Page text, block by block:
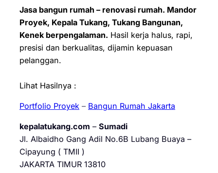
Jasa bangun rumah – renovasi rumah. Mandor
Proyek, Kepala Tukang, Tukang Bangunan,
Kenek berpengalaman. Hasil kerja halus, rapi,
presisi dan berkualitas, dijamin kepuasan
pelanggan.
Lihat Hasilnya :
Portfolio Proyek – Bangun Rumah Jakarta
kepalatukang.com – Sumadi
Jl. Albaidho Gang Adil No.6B Lubang Buaya –
Cipayung ( TMII )
JAKARTA TIMUR 13810